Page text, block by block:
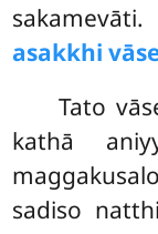
asakkhi
Tato
kathā
sadiso